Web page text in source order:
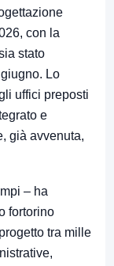
con la
stato
Lo
uffici preposti
e
già avvenuta,
– ha
fortorino
tra mille